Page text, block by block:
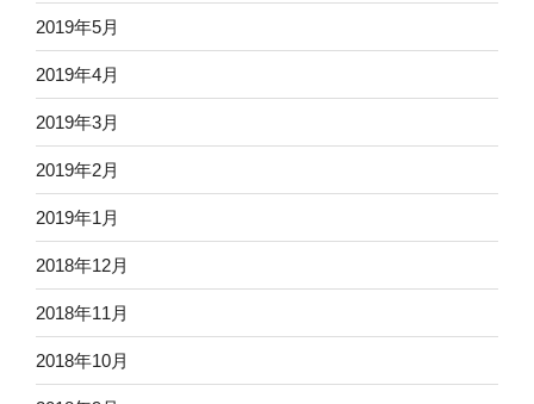
2019年5月
2019年4月
2019年3月
2019年2月
2019年1月
2018年12月
2018年11月
2018年10月